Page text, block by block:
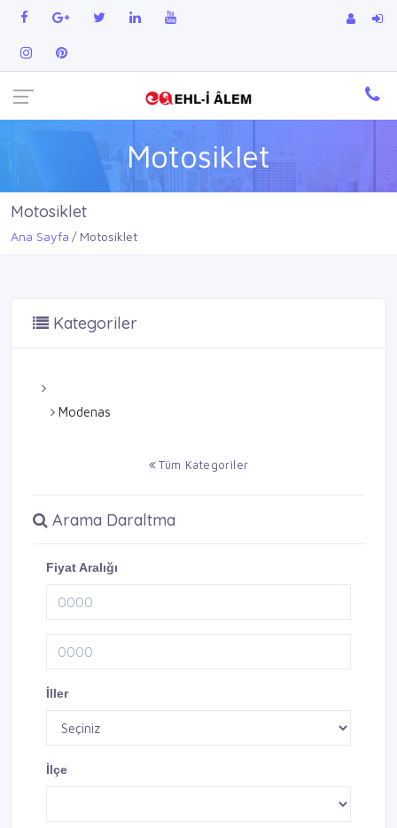
Motosiklet
Motosiklet
Ana Sayfa Motosiklet
Kategoriler
Modenas
Tüm Kategoriler
Arama Daraltma
Fiyat Aralığı
İller
İlçe